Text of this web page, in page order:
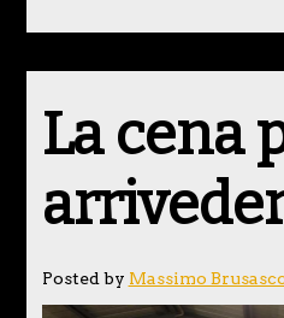
La cena
Posted by Massimo